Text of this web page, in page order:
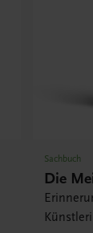
Sachbuch
Die